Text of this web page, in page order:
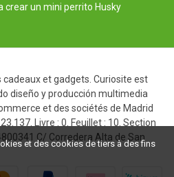
crear un mini perrito Husky
et gadgets. Curiosite est
diseño y producción multimedia
et des sociétés de Madrid
Livre : 0. Feuillet : 10. Section
C/ Corredera Alta de San
et des cookies de tiers à des fins